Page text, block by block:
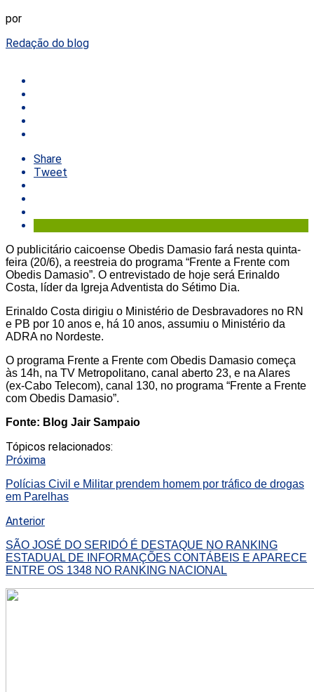
por
Redação do blog
Share
Tweet
O publicitário caicoense Obedis Damasio fará nesta quinta-
feira (20/6), a reestreia do programa “Frente a Frente com
Obedis Damasio”. O entrevistado de hoje será Erinaldo
Costa, líder da Igreja Adventista do Sétimo Dia.
Erinaldo Costa dirigiu o Ministério de Desbravadores no RN
e PB por 10 anos e, há 10 anos, assumiu o Ministério da
ADRA no Nordeste.
O programa Frente a Frente com Obedis Damasio começa
às 14h, na TV Metropolitano, canal aberto 23, e na Alares
(ex-Cabo Telecom), canal 130, no programa “Frente a Frente
com Obedis Damasio”.
Fonte: Blog Jair Sampaio
Tópicos relacionados:
Próxima
Polícias Civil e Militar prendem homem por tráfico de drogas
em Parelhas
Anterior
SÃO JOSÉ DO SERIDÓ É DESTAQUE NO RANKING
ESTADUAL DE INFORMAÇÕES CONTÁBEIS E APARECE
ENTRE OS 1348 NO RANKING NACIONAL